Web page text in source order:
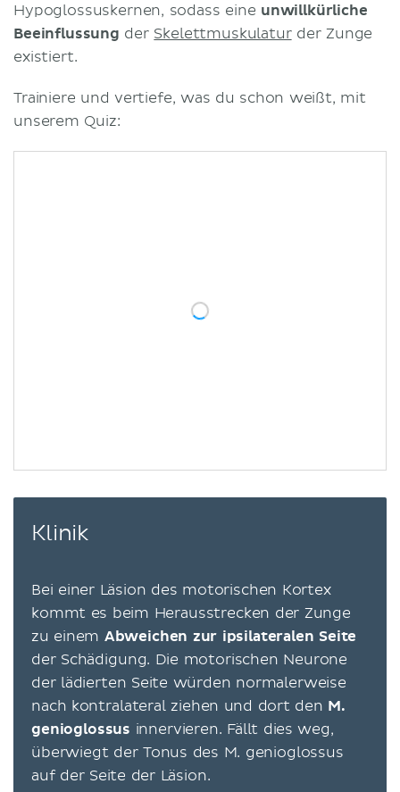
Hypoglossuskernen, sodass eine unwillkürliche
Beeinflussung der Skelettmuskulaturder Zunge
existiert.
Trainiere und vertiefe, was du schon weißt, mit
unserem Quiz:
Klinik
Bei einer Läsion des motorischen Kortex
kommt es beim Herausstrecken der Zunge
zu einem Abweichen zur ipsilateralen Seite
der Schädigung. Die motorischen Neurone
der lädierten Seite würden normalerweise
nach kontralateral ziehen und dort den M.
genioglossus innervieren. Fällt dies weg,
überwiegt der Tonus des M. genioglossus
auf der Seite der Läsion.